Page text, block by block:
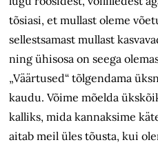
tõsiasi, et mullast oleme
sellestsamast mullast
ning ühisosa on seega
„Väärtused“ tõlgendama
kaudu. Võime mõelda
kalliks, mida kannaksime
aitab meil üles tõusta, kui